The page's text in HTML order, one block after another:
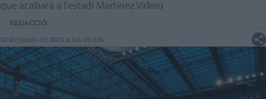
que acabarà a l'estadi Martínez Valero
REDACCIÓ
02 de junio de 2025 a las 18:23h